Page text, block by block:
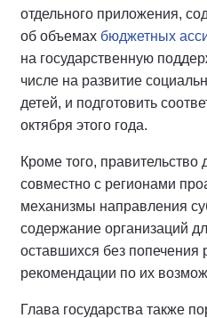
отдельного приложения,
об объемах бюджетных
на государственную
числе на развитие
детей, и подготовить
октября этого года.
Кроме того,
совместно с регионами
механизмы направления
содержание организаций
оставшихся без попечения
рекомендации по их
Глава государства также